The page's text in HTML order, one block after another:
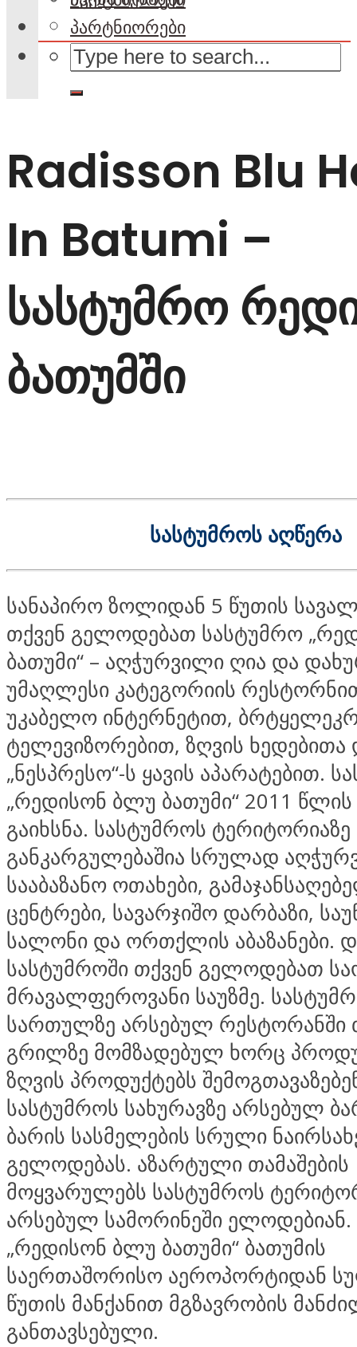
პარტნიორები
Radisson Blu
In Batumi –
სასტუმრო
ბათუმში
სასტუმროს აღწერა
სანაპირო ზოლიდან 5 წუთის
თქვენ გელოდებათ სასტუმრო
ბათუმი“ – აღჭურვილი ღია და
უმაღლესი კატეგორიის
უკაბელო ინტერნეტით,
ტელევიზორებით, ზღვის ხედებითა
„ნესპრესო“-ს ყავის აპარატებით.
„რედისონ ბლუ ბათუმი“ 2011 წლის
გაიხსნა. სასტუმროს ტერიტორიაზე
განკარგულებაშია სრულად
სააბაზანო ოთახები,
ცენტრები, სავარჯიშო დარბაზი,
სალონი და ორთქლის აბაზანები.
სასტუმროში თქვენ გელოდებათ
მრავალფეროვანი საუზმე.
სართულზე არსებულ რესტორანში
გრილზე მომზადებულ ხორც
ზღვის პროდუქტებს
სასტუმროს სახურავზე არსებულ
ბარის სასმელების სრული
გელოდებას. აზარტული თამაშების
მოყვარულებს სასტუმროს
არსებულ სამორინეში
„რედისონ ბლუ ბათუმი“ ბათუმის
საერთაშორისო აეროპორტიდან
წუთის მანქანით მგზავრობის
განთავსებული.